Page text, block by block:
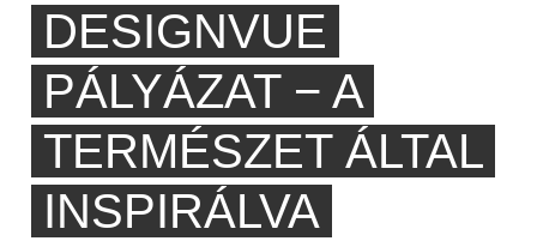
DESIGNVUE
PÁLYÁZAT − A
TERMÉSZET ÁLTAL
INSPIRÁLVA